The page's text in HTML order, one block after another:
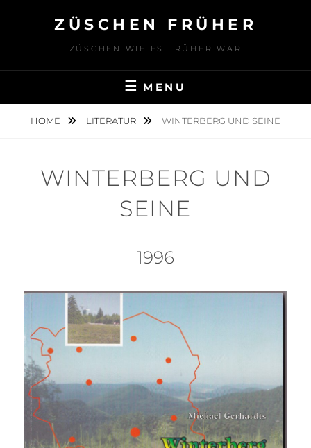
ZÜSCHEN FRÜHER
ZÜSCHEN WIE ES FRÜHER WAR
MENU
HOME LITERATUR WINTERBERG UND SEINE
WINTERBERG UND
SEINE
1996